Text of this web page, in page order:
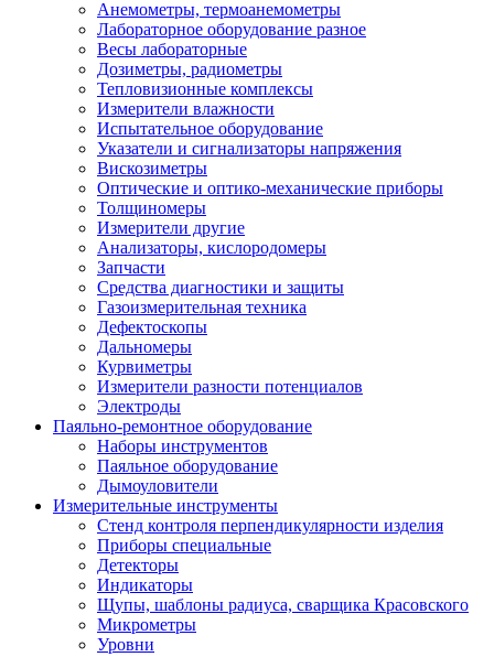
Анемометры, термоанемометры
Лабораторное оборудование разное
Весы лабораторные
Дозиметры, радиометры
Тепловизионные комплексы
Измерители влажности
Испытательное оборудование
Указатели и сигнализаторы напряжения
Вискозиметры
Оптические и оптико-механические приборы
Толщиномеры
Измерители другие
Анализаторы, кислородомеры
Запчасти
Средства диагностики и защиты
Газоизмерительная техника
Дефектоскопы
Дальномеры
Курвиметры
Измерители разности потенциалов
Электроды
Паяльно-ремонтное оборудование
Наборы инструментов
Паяльное оборудование
Дымоуловители
Измерительные инструменты
Стенд контроля перпендикулярности изделия
Приборы специальные
Детекторы
Индикаторы
Щупы, шаблоны радиуса, сварщика Красовского
Микрометры
Уровни